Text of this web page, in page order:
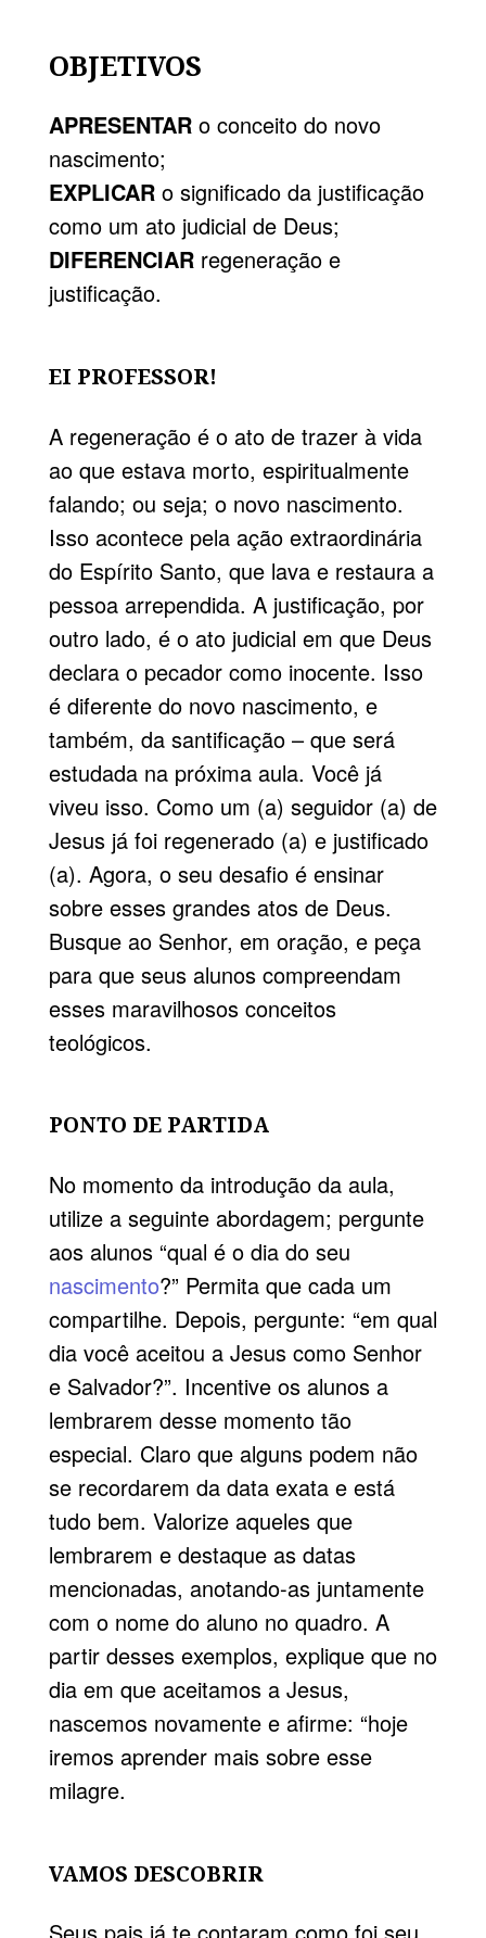
OBJETIVOS
APRESENTAR o conceito do novo
nascimento;
EXPLICAR o significado da justificação
como um ato judicial de Deus;
DIFERENCIAR regeneração e
justificação.
EI PROFESSOR!
A regeneração é o ato de trazer à vida
ao que estava morto, espiritualmente
falando; ou seja; o novo nascimento.
Isso acontece pela ação extraordinária
do Espírito Santo, que lava e restaura a
pessoa arrependida. A justificação, por
outro lado, é o ato judicial em que Deus
declara o pecador como inocente. Isso
é diferente do novo nascimento, e
também, da santificação – que será
estudada na próxima aula. Você já
viveu isso. Como um (a) seguidor (a) de
Jesus já foi regenerado (a) e justificado
(a). Agora, o seu desafio é ensinar
sobre esses grandes atos de Deus.
Busque ao Senhor, em oração, e peça
para que seus alunos compreendam
esses maravilhosos conceitos
teológicos.
PONTO DE PARTIDA
No momento da introdução da aula,
utilize a seguinte abordagem; pergunte
aos alunos “qual é o dia do seu
nascimento?” Permita que cada um
compartilhe. Depois, pergunte: “em qual
dia você aceitou a Jesus como Senhor
e Salvador?”. Incentive os alunos a
lembrarem desse momento tão
especial. Claro que alguns podem não
se recordarem da data exata e está
tudo bem. Valorize aqueles que
lembrarem e destaque as datas
mencionadas, anotando-as juntamente
com o nome do aluno no quadro. A
partir desses exemplos, explique que no
dia em que aceitamos a Jesus,
nascemos novamente e afirme: “hoje
iremos aprender mais sobre esse
milagre.
VAMOS DESCOBRIR